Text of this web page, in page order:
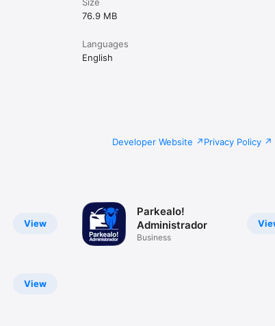
76.9 MB
Languages
English
Developer Website Privacy Policy
View
View
Parkealo!
Administrador
Business